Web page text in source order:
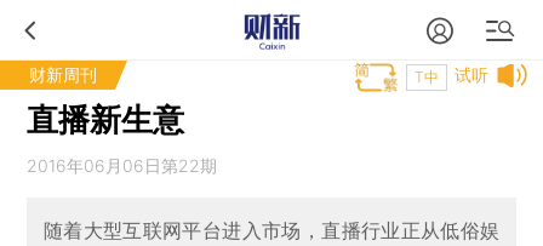
财新周刊 试听
T中
直播新生意
2016年06月06日第22期
随着大型互联网平台进入市场，直播行业正从低俗娱